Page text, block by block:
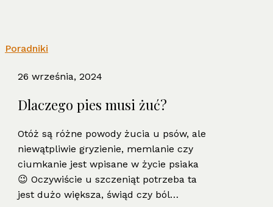
Poradniki
musi
26 września, 2024
Dlaczego pies musi żuć?
Otóż są różne powody żucia u psów, ale
niewątpliwie gryzienie, memlanie czy
ciumkanie jest wpisane w życie psiaka
😉 Oczywiście u szczeniąt potrzeba ta
jest dużo większa, świąd czy ból…